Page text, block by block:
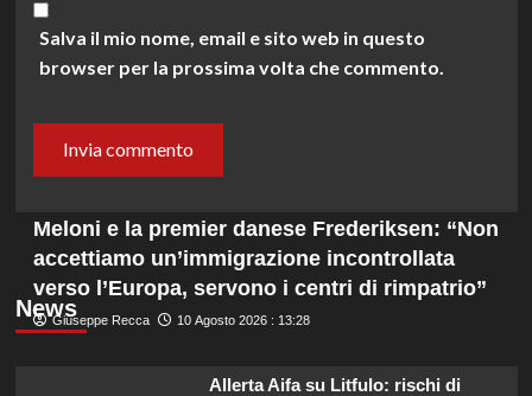
Salva il mio nome, email e sito web in questo
browser per la prossima volta che commento.
News
Meloni e la premier danese Frederiksen: “Non
accettiamo un’immigrazione incontrollata
verso l’Europa, servono i centri di rimpatrio”
Giuseppe Recca 10 Agosto 2026 : 13:28
Allerta Aifa su Litfulo: rischi di